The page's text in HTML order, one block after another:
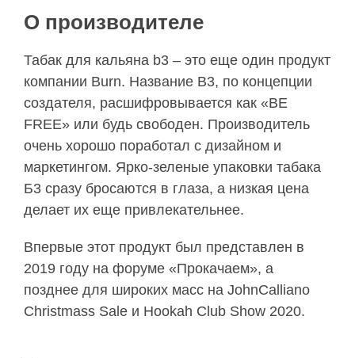
О производителе
Табак для кальяна b3 – это еще один продукт
компании Burn. Название В3, по концепции
создателя, расшифровывается как «BE
FREE» или будь свободен. Производитель
очень хорошо поработал с дизайном и
маркетингом. Ярко-зеленые упаковки табака
Б3 сразу бросаются в глаза, а низкая цена
делает их еще привлекательнее.
Впервые этот продукт был представлен в
2019 году на форуме «Прокачаем», а
позднее для широких масс на JohnCalliano
Christmass Sale и Hookah Club Show 2020.